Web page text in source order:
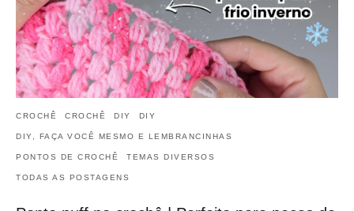
CROCHÊ CROCHÊ DIY DIY
DIY, FAÇA VOCÊ MESMO E LEMBRANCINHAS
PONTOS DE CROCHÊ TEMAS DIVERSOS
TODAS AS POSTAGENS